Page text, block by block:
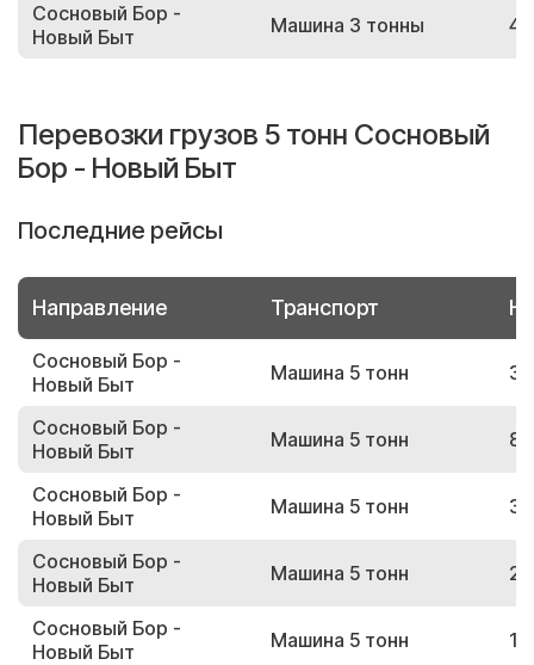
Сосновый Бор -
Новый Быт
Машина 3 тонны
Перевозки грузов 5 тонн Сосновый
Бор - Новый Быт
Последние рейсы
Направление Транспорт
Сосновый Бор -
Новый Быт
Машина 5 тонн
Сосновый Бор -
Новый Быт
Машина 5 тонн
Сосновый Бор -
Новый Быт
Машина 5 тонн
Сосновый Бор -
Новый Быт
Машина 5 тонн
Сосновый Бор -
Новый Быт
Машина 5 тонн